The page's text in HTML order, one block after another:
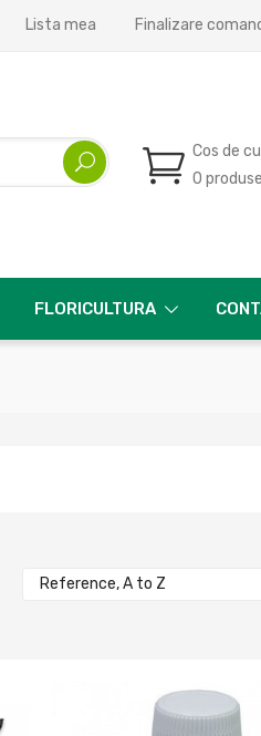
Lista mea Finalizare
Cos de
0
FLORICULTURA
Reference, A to Z